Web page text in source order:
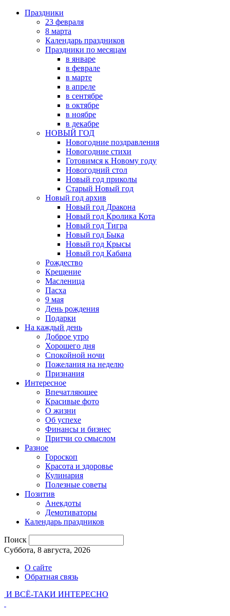
Праздники
23 февраля
8 марта
Календарь праздников
Праздники по месяцам
в январе
в феврале
в марте
в апреле
в сентябре
в октябре
в ноябре
в декабре
НОВЫЙ ГОД
Новогодние поздравления
Новогодние стихи
Готовимся к Новому году
Новогодний стол
Новый год приколы
Старый Новый год
Новый год архив
Новый год Дракона
Новый год Кролика Кота
Новый год Тигра
Новый год Быка
Новый год Крысы
Новый год Кабана
Рождество
Крещение
Масленица
Пасха
9 мая
День рождения
Подарки
На каждый день
Доброе утро
Хорошего дня
Спокойной ночи
Пожелания на неделю
Признания
Интересное
Впечатляющее
Красивые фото
О жизни
Об успехе
Финансы и бизнес
Притчи со смыслом
Разное
Гороскоп
Красота и здоровье
Кулинария
Полезные советы
Позитив
Анекдоты
Демотиваторы
Календарь праздников
Поиск
Суббота, 8 августа, 2026
О сайте
Обратная связь
И ВСЁ-ТАКИ ИНТЕРЕСНО